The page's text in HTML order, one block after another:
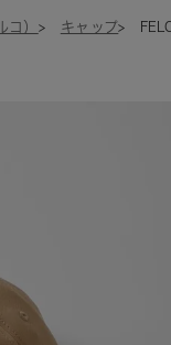
） キャップ